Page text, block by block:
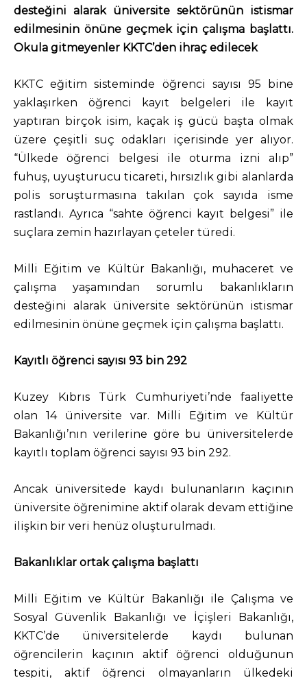
desteğini alarak üniversite sektörünün istismar
edilmesinin önüne geçmek için çalışma başlattı.
Okula gitmeyenler KKTC’den ihraç edilecek
KKTC eğitim sisteminde öğrenci sayısı 95 bine
yaklaşırken öğrenci kayıt belgeleri ile kayıt
yaptıran birçok isim, kaçak iş gücü başta olmak
üzere çeşitli suç odakları içerisinde yer alıyor.
“Ülkede öğrenci belgesi ile oturma izni alıp”
fuhuş, uyuşturucu ticareti, hırsızlık gibi alanlarda
polis soruşturmasına takılan çok sayıda isme
rastlandı. Ayrıca “sahte öğrenci kayıt belgesi” ile
suçlara zemin hazırlayan çeteler türedi.
Milli Eğitim ve Kültür Bakanlığı, muhaceret ve
çalışma yaşamından sorumlu bakanlıkların
desteğini alarak üniversite sektörünün istismar
edilmesinin önüne geçmek için çalışma başlattı.
Kayıtlı öğrenci sayısı 93 bin 292
Kuzey Kıbrıs Türk Cumhuriyeti’nde faaliyette
olan 14 üniversite var. Milli Eğitim ve Kültür
Bakanlığı’nın verilerine göre bu üniversitelerde
kayıtlı toplam öğrenci sayısı 93 bin 292.
Ancak üniversitede kaydı bulunanların kaçının
üniversite öğrenimine aktif olarak devam ettiğine
ilişkin bir veri henüz oluşturulmadı.
Bakanlıklar ortak çalışma başlattı
Milli Eğitim ve Kültür Bakanlığı ile Çalışma ve
Sosyal Güvenlik Bakanlığı ve İçişleri Bakanlığı,
KKTC’de üniversitelerde kaydı bulunan
öğrencilerin kaçının aktif öğrenci olduğunun
tespiti, aktif öğrenci olmayanların ülkedeki